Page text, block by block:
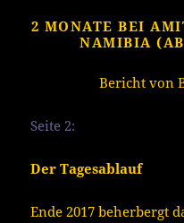
2 MONATE BEI
NAMIBIA
Bericht von
Seite 2:
Der Tagesablauf
Ende 2017 beherbergt